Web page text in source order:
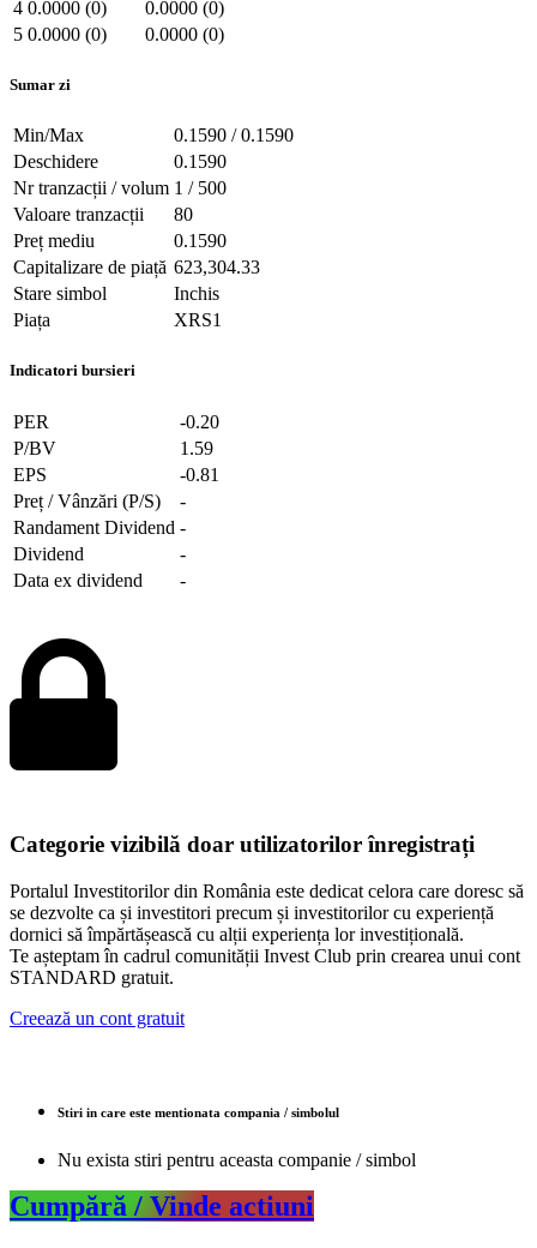
4 0.0000 (0)
0.0000 (0)
5 0.0000 (0) 0.0000 (0)
Sumar zi
Min/Max
0.1590 / 0.1590
Deschidere
0.1590
Nr tranzacții / volum 1 / 500
Valoare tranzacții
80
Preț mediu
0.1590
Capitalizare de piață 623,304.33
Stare simbol
Inchis
Piața
XRS1
Indicatori bursieri
PER
-0.20
P/BV
1.59
EPS
-0.81
Preț / Vânzări (P/S)
-
Randament Dividend -
Dividend
-
Data ex dividend
-
Categorie vizibilă doar utilizatorilor înregistrați
Portalul Investitorilor din România este dedicat celora care doresc să
se dezvolte ca și investitori precum și investitorilor cu experiență
dornici să împărtășească cu alții experiența lor investițională.
Te așteptam în cadrul comunității Invest Club prin crearea unui cont
STANDARD gratuit.
Creează un cont gratuit
Stiri in care este mentionata compania / simbolul
Nu exista stiri pentru aceasta companie / simbol
Cumpără / Vinde actiuni